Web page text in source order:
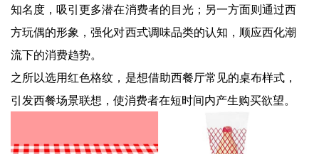
知名度，吸引更多潜在消费者的目光；另一方面则通过西
方玩偶的形象，强化对西式调味品类的认知，顺应西化潮
流下的消费趋势。
之所以选用红色格纹，是想借助西餐厅常见的桌布样式，
引发西餐场景联想，使消费者在短时间内产生购买欲望。